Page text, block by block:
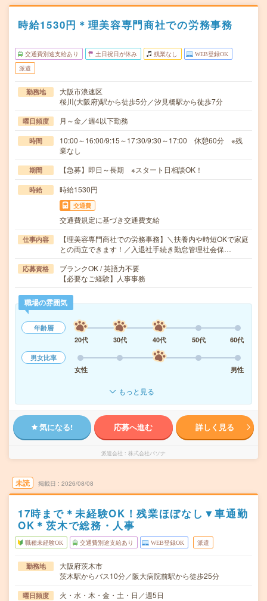
時給1530円＊理美容専門商社での労務事務
交通費別途支給あり 土日祝日が休み 残業なし WEB登録OK
派遣
勤務地
大阪市浪速区
桜川(大阪府)駅から徒歩5分／汐見橋駅から徒歩7分
曜日頻度 月～金／週4以下勤務
時間
10:00～16:00/9:15～17:30/9:30～17:00 休憩60分 ※残
業なし
期間 【急募】即日～長期 ※スタート日相談OK！
時給 時給1530円
交通費
交通費規定に基づき交通費支給
仕事内容
【理美容専門商社での労務事務】＼扶養内や時短OKで家庭
との両立できます！／入退社手続き勤怠管理社会保…
応募資格
ブランクOK / 英語力不要
【必要なご経験】人事事務
職場の雰囲気
年齢層
20代
30代 40代 50代
60代
男女比率
女性
男性
もっと見る
気になる! 応募へ進む 詳しく見る
派遣会社 株式会社パソナ
未読 掲載日 2026/08/08
17時まで＊未経験OK！残業ほぼなし▼車通勤
OK＊茨木で総務・人事
職種未経験OK 交通費別途支給あり WEB登録OK 派遣
勤務地
大阪府茨木市
茨木駅からバス10分／阪大病院前駅から徒歩25分
曜日頻度 火・水・木・金・土・日／週5日